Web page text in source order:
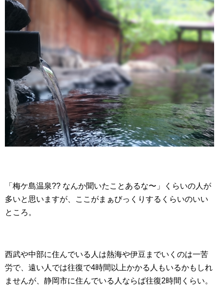
「梅ケ島温泉?? なんか聞いたことあるな〜」くらいの人が
多いと思いますが、ここがまぁびっくりするくらいのいい
ところ。
西武や中部に住んでいる人は熱海や伊豆までいくのは一苦
労で、遠い人では往復で4時間以上かかる人もいるかもしれ
ませんが、静岡市に住んでいる人ならば往復2時間くらい。